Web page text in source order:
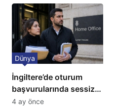
İngiltere’de oturum
başvurularında sessiz
kriz: Büyükelçilikten
Dünya
4 ay önce